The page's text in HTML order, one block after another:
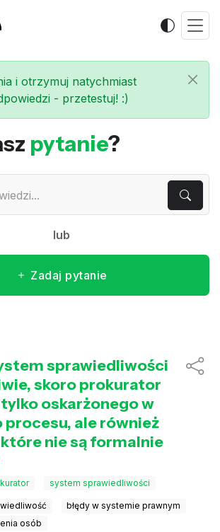
i otrzymuj natychmiast
- przetestuj! :)
pytanie?
lub
Zadaj pytanie
sprawiedliwości
skoro prokurator
oskarżonego w
ale również
nie są formalnie
system sprawiedliwości
błędy w systemie prawnym
osób